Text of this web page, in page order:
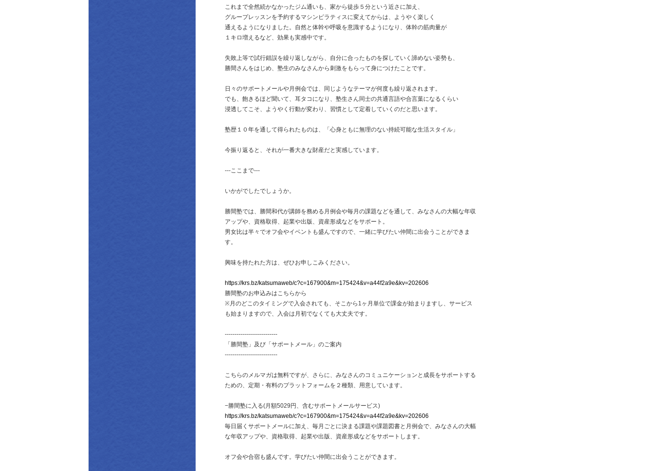
これまで全然続かなかったジム通いも、家から徒歩５分という近さに加え、
グループレッスンを予約するマシンピラティスに変えてからは、ようやく楽しく
通えるようになりました。自然と体幹や呼吸を意識するようになり、体幹の筋肉量が
１キロ増えるなど、効果も実感中です。
失敗上等で試行錯誤を繰り返しながら、自分に合ったものを探していく諦めない姿勢も、
勝間さんをはじめ、塾生のみなさんから刺激をもらって身につけたことです。
日々のサポートメールや月例会では、同じようなテーマが何度も繰り返されます。
でも、飽きるほど聞いて、耳タコになり、塾生さん同士の共通言語や合言葉になるくらい
浸透してこそ、ようやく行動が変わり、習慣として定着していくのだと思います。
塾歴１０年を通して得られたものは、「心身ともに無理のない持続可能な生活スタイル」
今振り返ると、それが一番大きな財産だと実感しています。
---ここまで---
いかがでしたでしょうか。
勝間塾では、勝間和代が講師を務める月例会や毎月の課題などを通して、みなさんの大幅な年収
アップや、資格取得、起業や出版、資産形成などをサポート。
男女比は半々でオフ会やイベントも盛んですので、一緒に学びたい仲間に出会うことができま
す。
興味を持たれた方は、ぜひお申しこみください。
https://krs.bz/katsumaweb/c?c=167900&m=175424&v=a44f2a9e&kv=202606
勝間塾のお申込みはこちらから
※月のどこのタイミングで入会されても、そこから1ヶ月単位で課金が始まりますし、サービス
も始まりますので、入会は月初でなくても大丈夫です。
---------------------------
「勝間塾」及び「サポートメール」のご案内
---------------------------
こちらのメルマガは無料ですが、さらに、みなさんのコミュニケーションと成長をサポートする
ための、定期・有料のプラットフォームを２種類、用意しています。
−勝間塾に入る(月額5029円、含むサポートメールサービス)
https://krs.bz/katsumaweb/c?c=167900&m=175424&v=a44f2a9e&kv=202606
毎日届くサポートメールに加え、毎月ごとに決まる課題や課題図書と月例会で、みなさんの大幅
な年収アップや、資格取得、起業や出版、資産形成などをサポートします。
オフ会や合宿も盛んです。学びたい仲間に出会うことができます。